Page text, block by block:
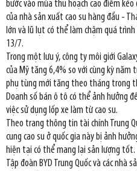
bước vào mùa thu hoạch cao điểm
của nhà sản xuất cao su hàng đầu -
lớn và lũ lụt có thể làm chậm quá
13/7.
Trong một lưu ý, công ty môi giới
của Mỹ tăng 6,4% so với cùng kỳ
phụ tùng mới tăng theo tháng trong
Doanh số bán ô tô có thể ảnh hưởng
việc sử dụng lốp xe làm từ cao su.
Theo trang thông tin tài chính Trung
cung cao su ở quốc gia này bị ảnh
hiện tại có thể mang lại sản lượng tốt.
Tập đoàn BYD Trung Quốc và các nhà